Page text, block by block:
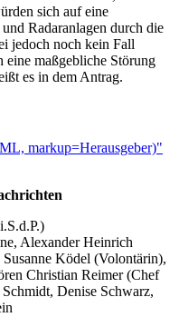
sich auf eine
Radaranlagen durch die
jedoch noch kein Fall
eine maßgebliche Störung
es in dem Antrag.
markup=Herausgeber)"
Alexander Heinrich
Susanne Ködel (Volontärin),
Christian Reimer (Chef
Denise Schwarz,